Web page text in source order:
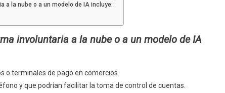
a la nube o a un modelo de IA incluye:
involuntaria a la nube o a un modelo de IA
o terminales de pago en comercios.
y que podrían facilitar la toma de control de cuentas.